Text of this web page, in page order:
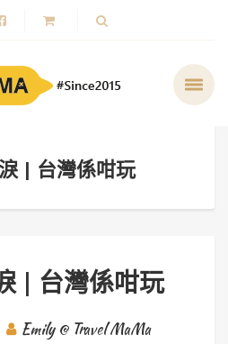
| 台灣係咁玩
| 台灣係咁玩
Emily @ Travel MaMa